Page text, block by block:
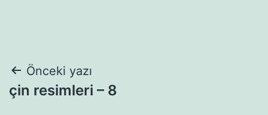
Yazı
gezinmesi
Önceki yazı
çin resimleri – 8